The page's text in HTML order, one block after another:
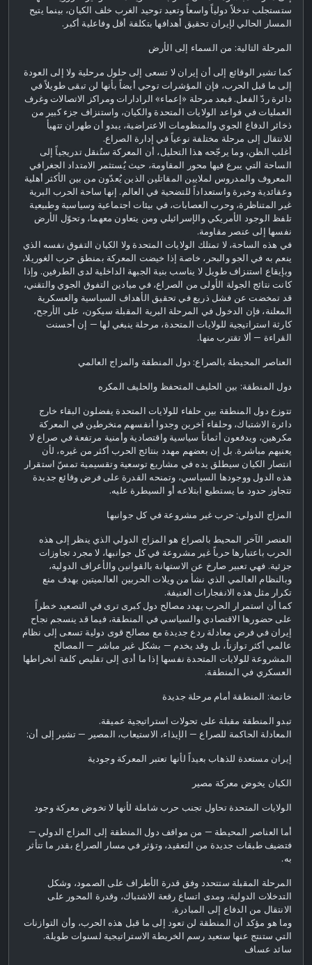
ستستجلب تدخلاً دولياً واسعاً وتعيد توحيد الغرب خلف الكيان، بينما يتيح
المسار الحالي لإيران تحقيق أهدافها بتكلفة أقل وفاعلية أكبر.
المرحلة التالية: من السماء إلى الأرض
كما تشير الوقائع إلى أن إيران لا تسعى إلى حلول مرحلية ولا إلى العودة
إلى ما قبل الحرب، فإن المؤشرات توحي أيضاً بأنها لن تبقى طويلاً في
دائرة ردّ الفعل. فبعد مرحلة «إعماء» الرادارات ومراكز الاتصالات وغرف
العمليات في قواعد الولايات المتحدة والكيان، واستنزاف جزء كبير من
ذخائر الدفاع الجوي والمنظومات الاعتراضية، يبدو أن طهران تتهيأ
للانتقال إلى مرحلة مختلفة نوعياً في إدارة الصراع.
أغلب الظن، وما يرجّحه هذا التحليل، أن المعركة ستُنقل تدريجياً إلى
الساحة التي يبرع فيها محور المقاومة، حيث يُستثمر الامتداد الجغرافي
المعروف والمدروس لملايين المقاتلين الذين يُعدّون من بين الأكثر أهلية
وعقائدية وخبرة واستعداداً للتضحية في العالم. إنها ساحة الحرب البرية
غير المتناظرة، وحرب العصابات، في بيئات اجتماعية وسياسية وطبيعية
تلفظ الوجود الأمريكي والإسرائيلي ومن يتعاون معهما، وتحوّل الأرض
نفسها إلى عنصر مقاومة.
في هذه الساحة، لا تمتلك الولايات المتحدة ولا الكيان التفوق نفسه الذي
ينعم به في الجو والبحر، خاصة إذا خيضت المعركة بمنطق حرب الغوريلا،
وبإيقاع استنزاف طويل لا يناسب بنية الجبهة الداخلية لدى الطرفين. وإذا
كانت نتائج الجولة الأولى من الصراع، في ميادين التفوق الجوي والتقني،
قد تمخضت عن فشل ذريع في تحقيق الأهداف السياسية والعسكرية
المعلنة، فإن الدخول في المرحلة البرية المقبلة سيكون، على الأرجح،
كارثة استراتيجية للولايات المتحدة، مرحلة ينبغي لها — إن أحسنت
القراءة — ألا تقترب منها.
العناصر المحيطة بالصراع: دول المنطقة والمزاج العالمي
دول المنطقة: بين الحليف المتحفظ والحليف المكره
تتوزع دول المنطقة بين حلفاء للولايات المتحدة يفضلون البقاء خارج
دائرة الاشتباك، وحلفاء آخرين وجدوا أنفسهم منخرطين في المعركة
مكرهين، ويدفعون أثماناً سياسية واقتصادية وأمنية مرتفعة في صراع لا
يعنيهم مباشرة. بل إن بعضهم مهدد بنتائج الحرب أكثر من غيره، لأن
انتصار الكيان سيطلق يده في مشاريع توسعية وتقسيمية تمسّ استقرار
هذه الدول ووجودها السياسي، وتمنحه القدرة على فرض وقائع جديدة
تتجاوز حدود ما يستطيع ابتلاعه أو السيطرة عليه.
المزاج الدولي: حرب غير مشروعة في كل جوانبها
العنصر الآخر المحيط بالصراع هو المزاج الدولي الذي ينظر إلى هذه
الحرب باعتبارها حرباً غير مشروعة في كل جوانبها، لا مجرد تجاوزات
جزئية. فهي تعبير صارخ عن الاستهانة بالقوانين والأعراف الدولية،
وبالنظام العالمي الذي نشأ من ويلات الحربين العالميتين بهدف منع
تكرار مثل هذه الانفجارات العنيفة.
كما أن استمرار الحرب يهدد مصالح دول كبرى ترى في التصعيد خطراً
على حضورها الاقتصادي والسياسي في المنطقة، فيما قد ينسجم نجاح
إيران في فرض معادلة ردع جديدة مع مصالح قوى دولية تسعى إلى نظام
عالمي أكثر توازناً، بل وقد يخدم — بشكل غير مباشر — المصالح
المشروعة للولايات المتحدة نفسها إذا ما أدى إلى تقليص كلفة انخراطها
العسكري في المنطقة.
خاتمة: المنطقة أمام مرحلة جديدة
تبدو المنطقة مقبلة على تحولات استراتيجية عميقة.
المعادلة الحاكمة للصراع — الإيذاء، الاستيعاب، المصير — تشير إلى أن:
إيران مستعدة للذهاب بعيداً لأنها تعتبر المعركة وجودية
الكيان يخوض معركة مصير
الولايات المتحدة تحاول تجنب حرب شاملة لأنها لا تخوض معركة وجود
أما العناصر المحيطة — من مواقف دول المنطقة إلى المزاج الدولي —
فتضيف طبقات جديدة من التعقيد، وتؤثر في مسار الصراع بقدر ما تتأثر
به.
المرحلة المقبلة ستتحدد وفق قدرة الأطراف على الصمود، وشكل
التدخلات الدولية، ومدى اتساع رقعة الاشتباك، وقدرة المحور على
الانتقال من الدفاع إلى المبادرة.
وما هو مؤكد أن المنطقة لن تعود إلى ما قبل هذه الحرب، وأن التوازنات
التي ستنتج عنها ستعيد رسم الخريطة الاستراتيجية لسنوات طويلة.
سائد عساف